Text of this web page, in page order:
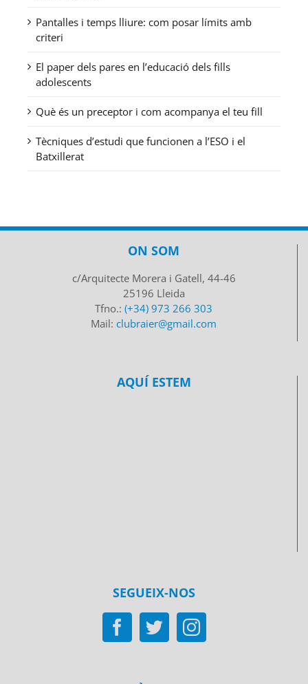
Pantalles i temps lliure: com posar límits amb
criteri
El paper dels pares en l’educació dels fills
adolescents
Què és un preceptor i com acompanya el teu fill
Tècniques d’estudi que funcionen a l’ESO i el
Batxillerat
ON SOM
c/Arquitecte Morera i Gatell, 44-46
25196 Lleida
Tfno.: (+34) 973 266 303
Mail: clubraier@gmail.com
AQUÍ ESTEM
SEGUEIX-NOS